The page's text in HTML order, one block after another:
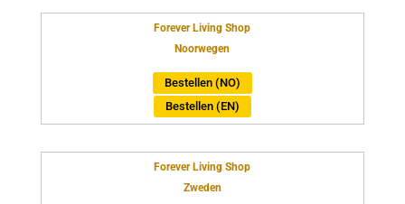
Forever Living Shop
Noorwegen
Bestellen (NO)
Bestellen (EN)
Forever Living Shop
Zweden